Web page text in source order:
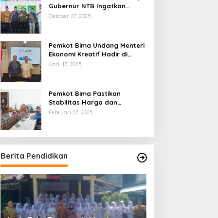
Gubernur NTB Ingatkan
Gagasan Ekonomi Syariah
Oktober 27, 2025
Pemkot Bima Undang Menteri
Ekonomi Kreatif Hadir di
Festival Rimpu
April 17, 2025
Pemkot Bima Pastikan
Stabilitas Harga dan
Ketersediaan Pangan
Februari 27, 2025
Berita Pendidikan